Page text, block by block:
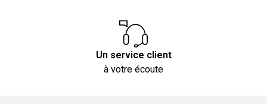
Un service client
à votre écoute